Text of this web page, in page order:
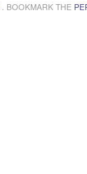
. BOOKMARK THE